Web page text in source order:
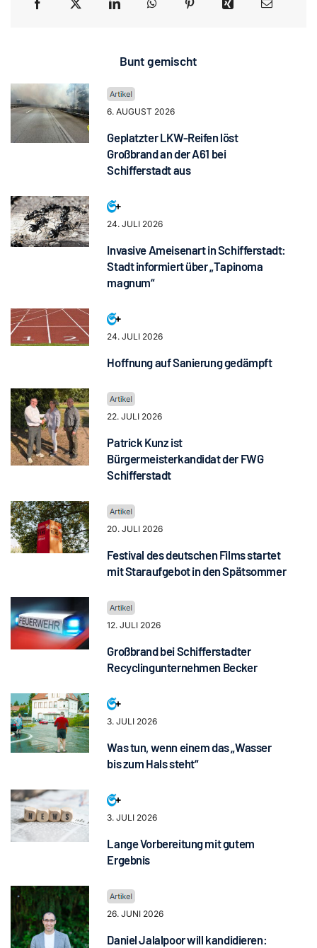
Bunt gemischt
6. AUGUST 2026
Geplatzter LKW-Reifen löst
Großbrand an der A61 bei
Schifferstadt aus
24. JULI 2026
Invasive Ameisenart in Schifferstadt:
Stadt informiert über „Tapinoma
magnum“
24. JULI 2026
Hoffnung auf Sanierung gedämpft
22. JULI 2026
Patrick Kunz ist
Bürgermeisterkandidat der FWG
Schifferstadt
20. JULI 2026
Festival des deutschen Films startet
mit Staraufgebot in den Spätsommer
12. JULI 2026
Großbrand bei Schifferstadter
Recyclingunternehmen Becker
3. JULI 2026
Was tun, wenn einem das „Wasser
bis zum Hals steht“
3. JULI 2026
Lange Vorbereitung mit gutem
Ergebnis
26. JUNI 2026
Daniel Jalalpoor will kandidieren: